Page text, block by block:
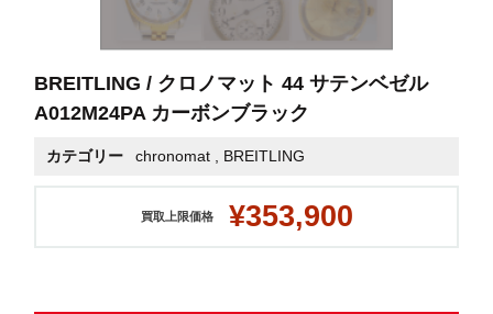
BREITLING / クロノマット 44 サテンベゼル
A012M24PA カーボンブラック
カテゴリー chronomat , BREITLING
買取上限価格 ¥353,900